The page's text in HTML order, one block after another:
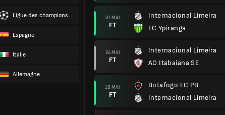
Ligue des champions
Espagne
Italie
Allemagne
31 MAI
FT
Internacional Limeira
FC Ypiranga
24 MAI
FT
Internacional Limeira
AO Itabaiana SE
18 MAI
FT
Botafogo FC PB
Internacional Limeira